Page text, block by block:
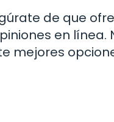
de que
en línea.
mejores